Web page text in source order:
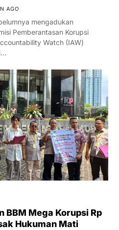
AGO
mengadukan
Pemberantasan Korupsi
Watch (IAW)
BBM Mega Korupsi Rp
Hukuman Mati